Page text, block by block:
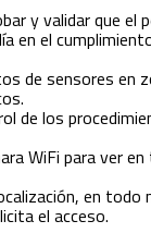
y validar que el
en el
de sensores en
de los
WiFi para ver
en todo
el acceso.